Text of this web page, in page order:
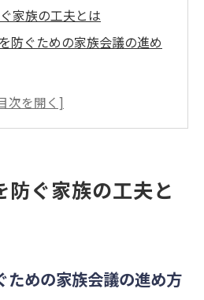
家族の工夫とは
防ぐための家族会議の進め
ラブル事例と防止策のポイ
学ぶトラブル回避策
防ぐ家族の工夫と
ための家族会議の進め方